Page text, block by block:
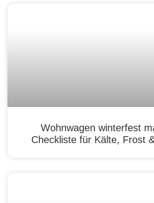
Wohnwagen winterfest
Checkliste für Kälte, Frost